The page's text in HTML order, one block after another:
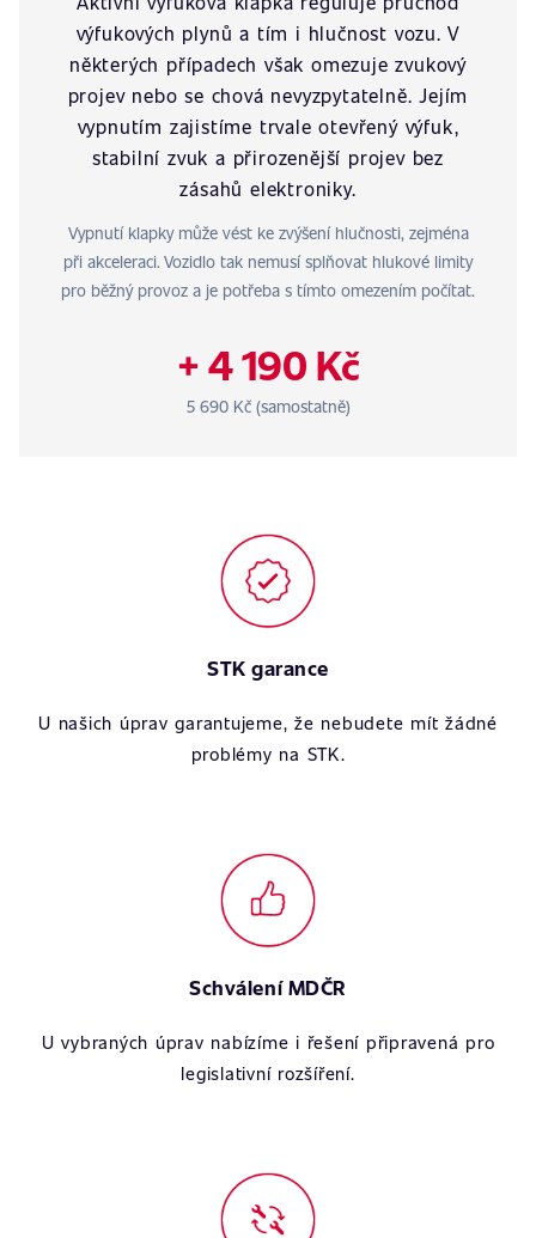
výfukových plynů a tím i hlučnost vozu. V
některých případech však omezuje zvukový
projev nebo se chová nevyzpytatelně. Jejím
vypnutím zajistíme trvale otevřený výfuk,
stabilní zvuk a přirozenější projev bez
zásahů elektroniky.
Vypnutí klapky může vést ke zvýšení hlučnosti, zejména
při akceleraci. Vozidlo tak nemusí splňovat hlukové limity
pro běžný provoz a je potřeba s tímto omezením počítat.
+ 4 190 Kč
5 690 Kč (samostatně)
STK garance
U našich úprav garantujeme, že nebudete mít žádné
problémy na STK.
Schválení MDČR
U vybraných úprav nabízíme i řešení připravená pro
legislativní rozšíření.